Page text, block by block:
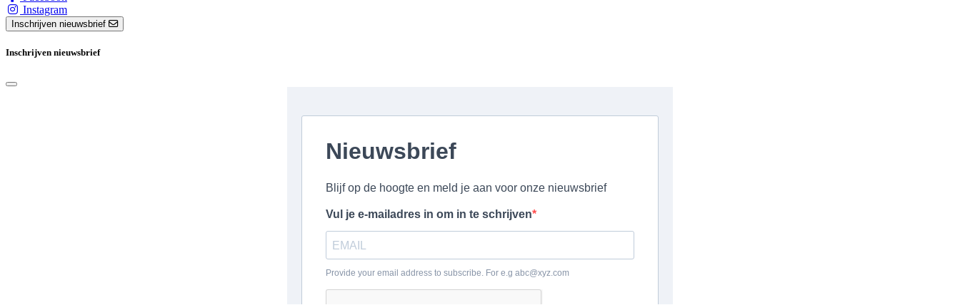
Instagram
Inschrijven nieuwsbrief
Inschrijven nieuwsbrief